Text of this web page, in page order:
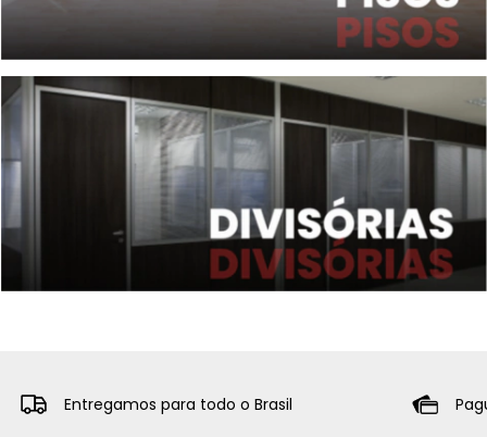
Entregamos para todo o Brasil